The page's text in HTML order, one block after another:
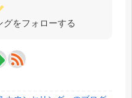
グをフォローする